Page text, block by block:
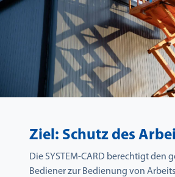
Ziel: Schutz des
Die SYSTEM-CARD berechtigt den
Bediener zur Bedienung von